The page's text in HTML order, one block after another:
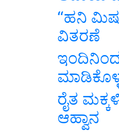
“ಹನಿ
ವಿತರಣೆ
ರೈತ
ಆಹ್ವಾನ